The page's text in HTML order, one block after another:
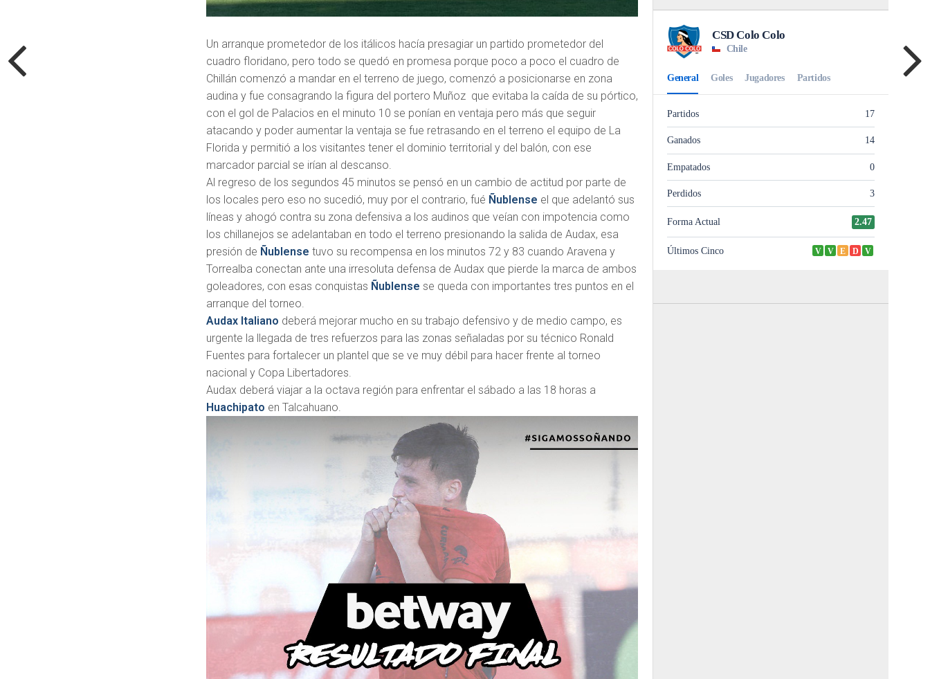
Un arranque prometedor de los itálicos hacía presagiar un partido prometedor del
cuadro floridano, pero todo se quedó en promesa porque poco a poco el cuadro de
Chillán comenzó a mandar en el terreno de juego, comenzó a posicionarse en zona
audina y fue consagrando la figura del portero Muñoz que evitaba la caída de su pórtico,
con el gol de Palacios en el minuto 10 se ponían en ventaja pero más que seguir
atacando y poder aumentar la ventaja se fue retrasando en el terreno el equipo de La
Florida y permitió a los visitantes tener el dominio territorial y del balón, con ese
marcador parcial se irían al descanso.
Al regreso de los segundos 45 minutos se pensó en un cambio de actitud por parte de
los locales pero eso no sucedió, muy por el contrario, fué Ñublense el que adelantó sus
líneas y ahogó contra su zona defensiva a los audinos que veían con impotencia como
los chillanejos se adelantaban en todo el terreno presionando la salida de Audax, esa
presión de Ñublense tuvo su recompensa en los minutos 72 y 83 cuando Aravena y
Torrealba conectan ante una irresoluta defensa de Audax que pierde la marca de ambos
goleadores, con esas conquistas Ñublense se queda con importantes tres puntos en el
arranque del torneo.
Audax Italiano deberá mejorar mucho en su trabajo defensivo y de medio campo, es
urgente la llegada de tres refuerzos para las zonas señaladas por su técnico Ronald
Fuentes para fortalecer un plantel que se ve muy débil para hacer frente al torneo
nacional y Copa Libertadores.
Audax deberá viajar a la octava región para enfrentar el sábado a las 18 horas a
Huachipato en Talcahuano.